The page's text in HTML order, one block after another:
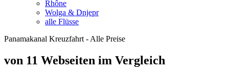
Rhône
Wolga & Dnjepr
alle Flüsse
Panamakanal Kreuzfahrt - Alle Preise
von 11 Webseiten im Vergleich